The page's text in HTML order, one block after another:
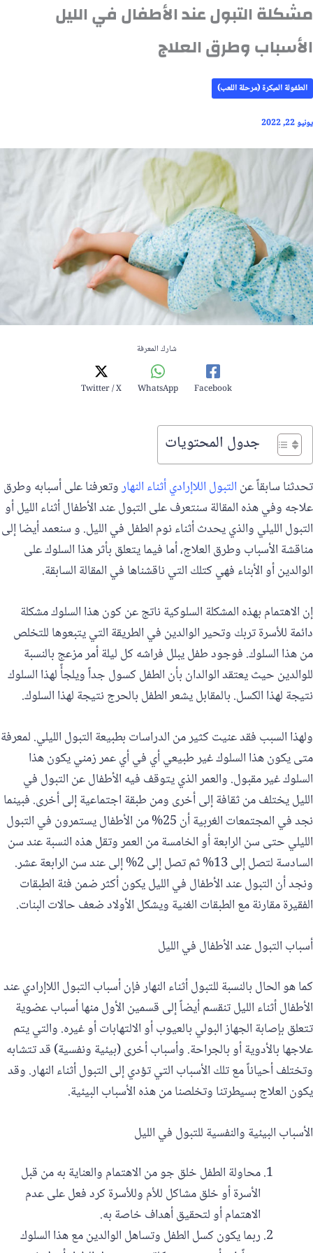
مشكلة التبول عند الأطفال في الليل
الأسباب وطرق العلاج
الطفولة المبكرة (مرحلة اللعب)
يونيو 22, 2022
شارك المعرفة
Facebook
WhatsApp
Twitter / X
جدول المحتويات
تحدثنا سابقاً عنالتبول اللاإرادي أثناء النهاروتعرفنا على أسبابه وطرق
علاجه وفي هذه المقالة سنتعرف على التبول عند الأطفال أثناء الليل أو
التبول الليلي والذي يحدث أثناء نوم الطفل في الليل. و سنعمد أيضا إلى
مناقشة الأسباب وطرق العلاج، أما فيما يتعلق بأثر هذا السلوك على
الوالدين أو الأبناء فهي كتلك التي ناقشناها في المقالة السابقة.
إن الاهتمام بهذه المشكلة السلوكية ناتج عن كون هذا السلوك مشكلة
دائمة للأسرة تربك وتحير الوالدين في الطريقة التي يتبعوها للتخلص
من هذا السلوك. فوجود طفل يبلل فراشه كل ليلة أمر مزعج بالنسبة
للوالدين حيث يعتقد الوالدان بأن الطفل كسول جداً ويلجأً لهذا السلوك
نتيجة لهذا الكسل. بالمقابل يشعر الطفل بالحرج نتيجة لهذا السلوك.
ولهذا السبب فقد عنيت كثير من الدراسات بطبيعة التبول الليلي. ‏لمعرفة
متى يكون هذا السلوك غير طبيعي أي في أي عمر زمني يكون هذا
السلوك غير مقبول. والعمر الذي يتوقف فيه الأطفال عن التبول في
الليل يختلف من ثقافة إلى أخرى ومن طبقة اجتماعية إلى أخرى. فبينما
نجد في المجتمعات الغربية أن 25% من الأطفال يستمرون في التبول
الليلي حتى سن الرابعة أو الخامسة من العمر وتقل هذه النسبة عند سن
السادسة لتصل إلى 13% ثم تصل إلى 2% إلى عند سن الرابعة عشر.
ونجد أن التبول عند الأطفال في الليل يكون أكثر ضمن فئة الطبقات
الفقيرة مقارنة مع الطبقات الغنية ويشكل الأولاد ضعف حالات البنات.
أسباب التبول عند الأطفال في الليل
كما هو الحال بالنسبة للتبول أثناء النهار فإن أسباب التبول اللاإرادي عند
الأطفال أثناء الليل تنقسم أيضاً إلى قسمين الأول منها أسباب عضوية
تتعلق بإصابة الجهاز البولي بالعيوب أو الالتهابات أو غيره. والتي يتم
علاجها بالأدوية أو بالجراحة. وأسباب أخرى (بيئية ونفسية) قد تتشابه
وتختلف أحياناً مع تلك الأسباب التي تؤدي إلى التبول أثناء النهار. وقد
يكون العلاج بسيطرتنا وتخلصنا من هذه الأسباب البيئية.
الأسباب البيئية والنفسية للتبول في الليل
‎‏محاولة الطفل خلق جو من الاهتمام والعناية به من قبل
الأسرة أو خلق مشاكل للأم وللأسرة كرد فعل على عدم
الاهتمام أو لتحقيق أهداف خاصة به.
‏ربما يكون كسل الطفل وتساهل الوالدين مع هذا السلوك